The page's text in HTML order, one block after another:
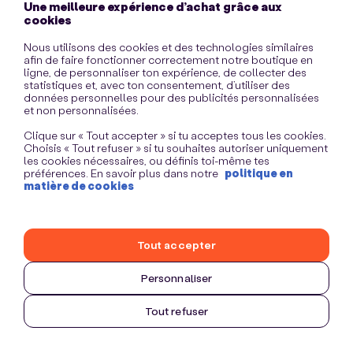
Une meilleure expérience d’achat grâce aux
cookies
Nous utilisons des cookies et des technologies similaires
afin de faire fonctionner correctement notre boutique en
ligne, de personnaliser ton expérience, de collecter des
statistiques et, avec ton consentement, d’utiliser des
données personnelles pour des publicités personnalisées
et non personnalisées.
Clique sur « Tout accepter » si tu acceptes tous les cookies.
Choisis « Tout refuser » si tu souhaites autoriser uniquement
les cookies nécessaires, ou définis toi-même tes
préférences. En savoir plus dans notre politique en
matière de cookies
Personnaliser
Tout refuser
Tout accepter